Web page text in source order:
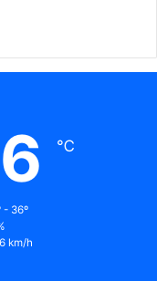
℃
- 36º
km/h